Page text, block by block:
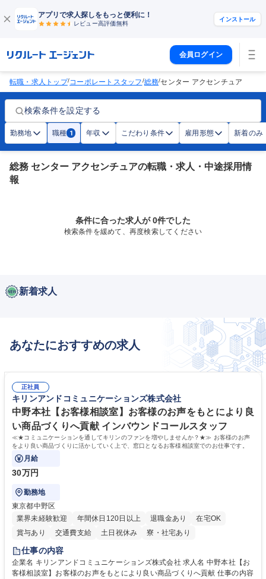
アプリで求人探しをもっと便利に！
レビュー高評価無料
インストール
会員ログイン
転職・求人トップ/コーポレートスタッフ/総務/センター アクセンチュア
検索条件を設定する
勤務地 職種 1 年収 こだわり条件 雇用形態 新着のみ
総務 センター アクセンチュアの転職・求人・中途採用情
報
条件に合った求人が 0件でした
検索条件を緩めて、再度検索してください
新着求人
あなたにおすすめの求人
正社員
キリンアンドコミュニケーションズ株式会社
中野本社【お客様相談室】お客様のお声をもとにより良
い商品づくりへ貢献 インバウンドコールスタッフ
≪★コミュニケーションを通してキリンのファンを増やしませんか？★≫ お客様のお声
をより良い商品づくりに活かしていく上で、窓口となるお客様相談室でのお仕事です。
月給
30万円
勤務地
東京都中野区
業界未経験歓迎
年間休日120日以上 退職金あり
在宅OK
賞与あり
交通費支給 土日祝休み 寮・社宅あり
仕事の内容
企業名 キリンアンドコミュニケーションズ株式会社 求人名 中野本社【お
客様相談室】お客様のお声をもとにより良い商品づくりへ貢献 仕事の内容